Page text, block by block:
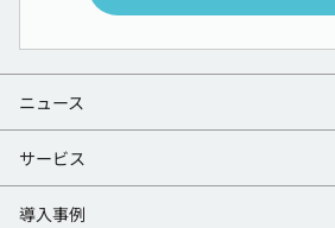
ニュース
サービス
導入事例